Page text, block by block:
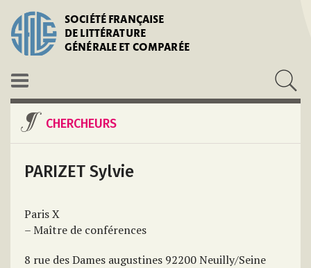
SOCIÉTÉ FRANÇAISE
DE LITTÉRATURE
GÉNÉRALE ET COMPARÉE
CHERCHEURS
PARIZET Sylvie
Paris X
– Maître de conférences
8 rue des Dames augustines 92200 Neuilly/Seine